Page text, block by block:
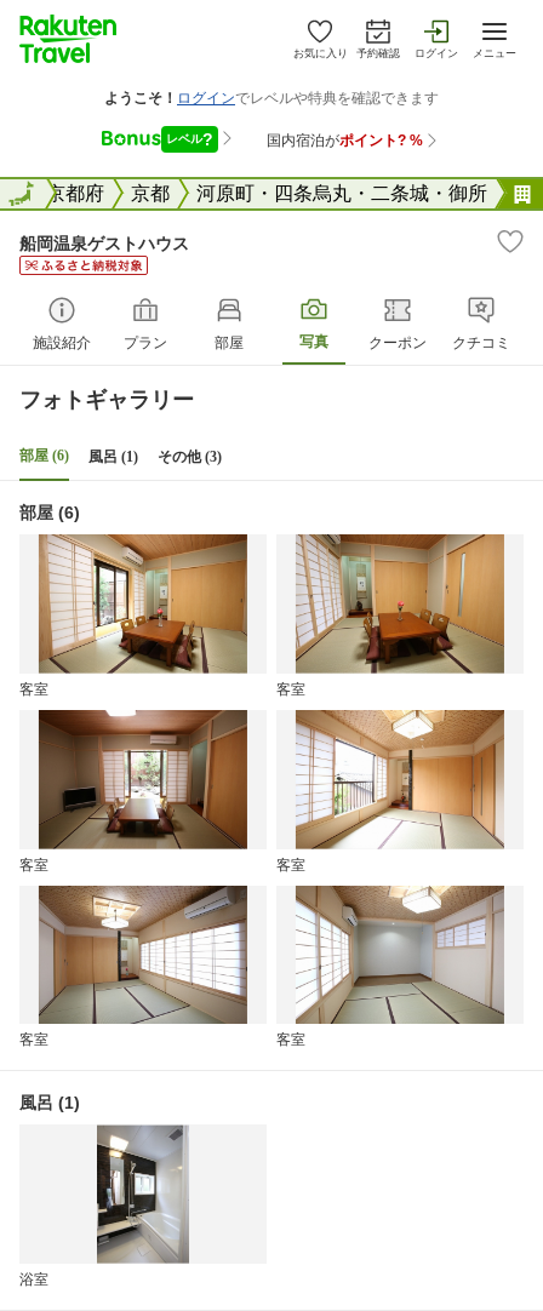
お気に入り 予約確認 ログイン メニュー
全国京都府 京都 河原町・四条烏丸・二条城・御所
全国
船岡温泉ゲストハウス
施設紹介 プラン 部屋 写真 クーポン クチコミ
フォトギャラリー
部屋 (6) 風呂 (1) その他 (3)
部屋 (6)
客室 客室
客室 客室
客室 客室
風呂 (1)
浴室